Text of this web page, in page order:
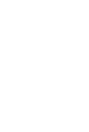
2 commentaires